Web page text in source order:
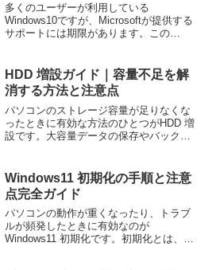
多くのユーザーが利用している
Windows10ですが、Microsoftが提供する
サポートには期限があります。この
くなり、PCの安全性が大きく低下しま
す。この...
HDD 増設ガイド｜容量不足を解
消する方法と注意点
パソコンのストレージ容量が足りなくな
ったときに有効な方法のひとつがHDD 増
設です。大容量データの保存やバックア
記事では、HDD 増設のメリット、手順、
必要な機材、注意...
Windows11 初期化の手順と注意
点完全ガイド
パソコンの動作が重くなったり、トラブ
ルが頻発したときに有効なのが
Windows11 初期化です。初期化とは、PC